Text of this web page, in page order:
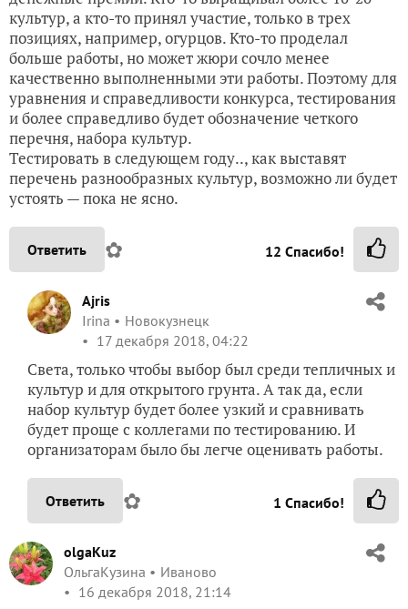
культур, а кто-то принял участие, только в трех
позициях, например, огурцов. Кто-то проделал
больше работы, но может жюри сочло менее
качественно выполненными эти работы. Поэтому для
уравнения и справедливости конкурса, тестирования
и более справедливо будет обозначение четкого
перечня, набора культур.
Тестировать в следующем году.., как выставят
перечень разнообразных культур, возможно ли будет
устоять — пока не ясно.
Ответить ✿ 12 Спасибо!
Ajris
Irina
Новокузнецк
17 декабря 2018, 04:22
Света, только чтобы выбор был среди тепличных и
культур и для открытого грунта. А так да, если
набор культур будет более узкий и сравнивать
будет проще с коллегами по тестированию. И
организаторам было бы легче оценивать работы.
Ответить ✿ 1 Спасибо!
olgaKuz
ОльгаКузина
Иваново
16 декабря 2018, 21:14